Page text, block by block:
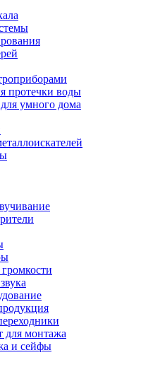
протечки воды
умного дома
для монтажа
и сейфы